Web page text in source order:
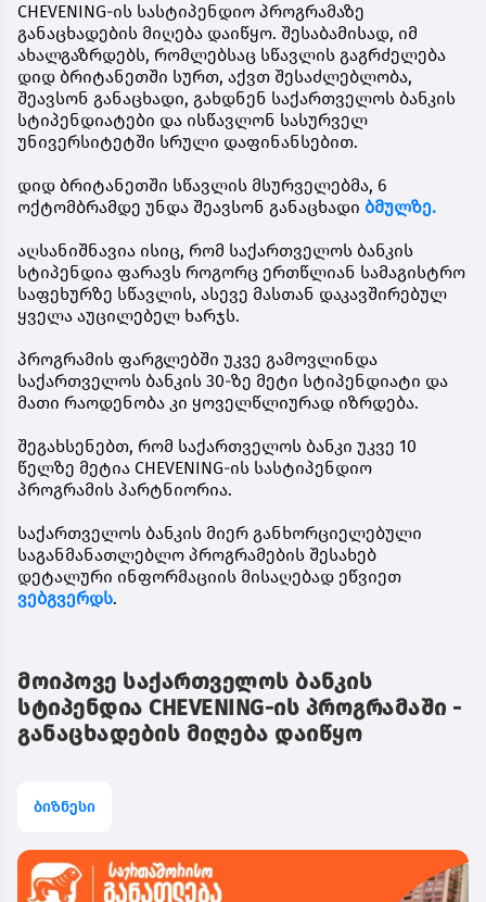
CHEVENING-ის სასტიპენდიო პროგრამაზე
განაცხადების მიღება დაიწყო. შესაბამისად, იმ
ახალგაზრდებს, რომლებსაც სწავლის გაგრძელება
დიდ ბრიტანეთში სურთ, აქვთ შესაძლებლობა,
შეავსონ განაცხადი, გახდნენ საქართველოს ბანკის
სტიპენდიატები და ისწავლონ სასურველ
უნივერსიტეტში სრული დაფინანსებით.
დიდ ბრიტანეთში სწავლის მსურველებმა, 6
ოქტომბრამდე უნდა შეავსონ განაცხადი ბმულზე.
აღსანიშნავია ისიც, რომ საქართველოს ბანკის
სტიპენდია ფარავს როგორც ერთწლიან სამაგისტრო
საფეხურზე სწავლის, ასევე მასთან დაკავშირებულ
ყველა აუცილებელ ხარჯს.
პროგრამის ფარგლებში უკვე გამოვლინდა
საქართველოს ბანკის 30-ზე მეტი სტიპენდიატი და
მათი რაოდენობა კი ყოველწლიურად იზრდება.
შეგახსენებთ, რომ საქართველოს ბანკი უკვე 10
წელზე მეტია CHEVENING-ის სასტიპენდიო
პროგრამის პარტნიორია.
საქართველოს ბანკის მიერ განხორციელებული
საგანმანათლებლო პროგრამების შესახებ
დეტალური ინფორმაციის მისაღებად ეწვიეთ
ვებგვერდს.
მოიპოვე საქართველოს ბანკის
სტიპენდია CHEVENING-ის პროგრამაში -
განაცხადების მიღება დაიწყო
ბიზნესი